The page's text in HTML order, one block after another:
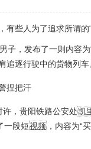
些人为了追求所谓的“
子，发布了一则内容
追逐行驶中的货物列车
捏把汗
，贵阳铁路公安处凯
一段短视频 ，内容为“